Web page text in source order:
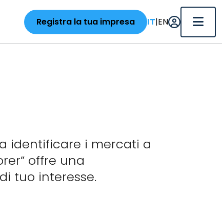
Registra la tua impresa IT|EN
identificare i mercati a
offre una
tuo interesse.